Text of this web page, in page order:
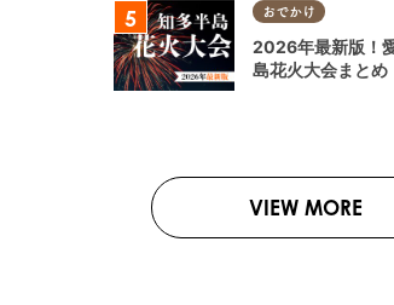
おでかけ
2026年最新版！
島花火大会まとめ
VIEW MORE